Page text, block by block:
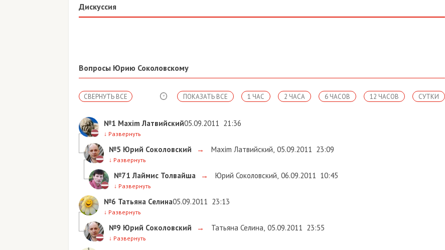
Дискуссия
Вопросы Юрию Соколовскому
СВЕРНУТЬ ВСЕ СУТКИ
12 ЧАСОВ
6 ЧАСОВ
2 ЧАСА
1 ЧАС
ПОКАЗАТЬ ВСЕ
№1 Maxim Латвийский05.09.2011 21:36
↓ Развернуть
№5 Юрий Соколовский → Maxim Латвийский, 05.09.2011 23:09
↓ Развернуть
№71 Лаймис Толвайша → Юрий Соколовский, 06.09.2011 10:45
↓ Развернуть
№6 Татьяна Селина05.09.2011 23:13
↓ Развернуть
№9 Юрий Соколовский → Татьяна Селина, 05.09.2011 23:55
↓ Развернуть